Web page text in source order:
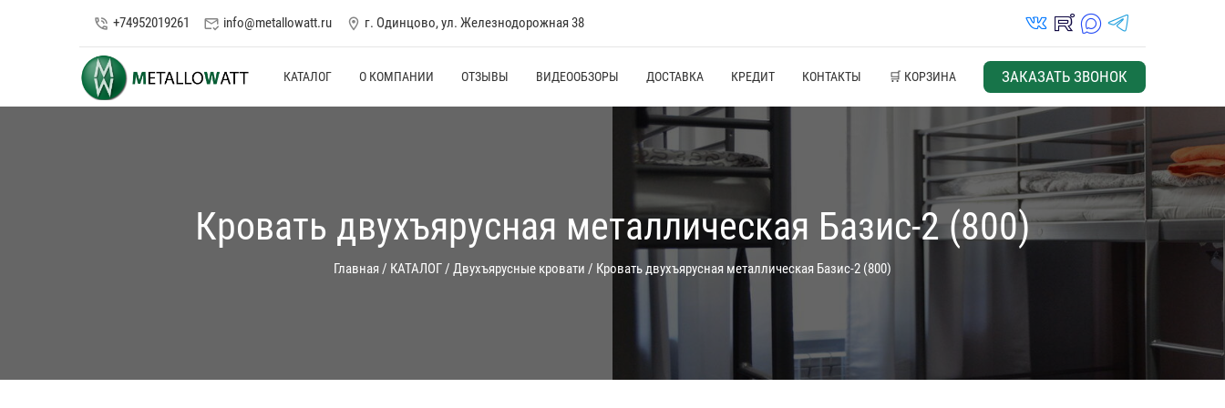
phone_in_talk +74952019261 mark_email_read info@metallowatt.ru location_on г. Одинцово, ул. Железнодорожная 38 vk_in rutube_in max_s telegrams_in
КАТАЛОГ О КОМПАНИИ ОТЗЫВЫ ВИДЕООБЗОРЫ ДОСТАВКА КРЕДИТ КОНТАКТЫ 🛒 КОРЗИНА ЗАКАЗАТЬ ЗВОНОК
Кровать двухъярусная металлическая Базис-2 (800)
Главная / КАТАЛОГ/ Двухъярусные кровати / Кровать двухъярусная металлическая Базис-2 (800)